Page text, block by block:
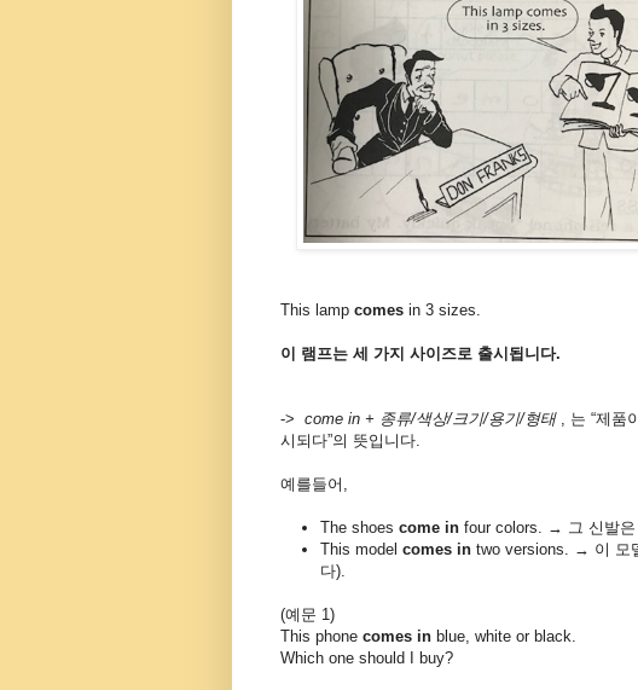
This lamp comes in 3 sizes.
이 램프는 세 가지 사이즈로 출시됩니다.
-> come in + 종류/색상/크기/용기/형태, 는 “제품
시되다”의 뜻입니다.
예를들어,
The shoes come in four colors. → 그 신발은
This model comes in two versions. → 이 모
다).
(예문 1)
This phone comes in blue, white or black.
Which one should I buy?